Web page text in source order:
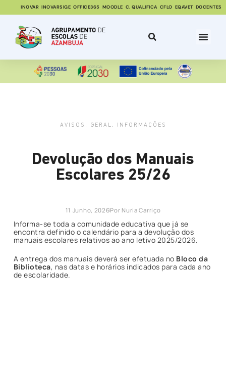
INOVAR INOVARSIGE OFFICE365 MOODLE C. QUALIFICA CFLO EQAVET DOCENTES
AVISOS , GERAL , INFORMAÇÕES
Devolução dos Manuais
Escolares 25/26
11 Junho, 2026Por Nuria Carriço
Informa-se toda a comunidade educativa que já se
encontra definido o calendário para a devolução dos
manuais escolares relativos ao ano letivo 2025/2026.
A entrega dos manuais deverá ser efetuada no Bloco da
Biblioteca, nas datas e horários indicados para cada ano
de escolaridade.